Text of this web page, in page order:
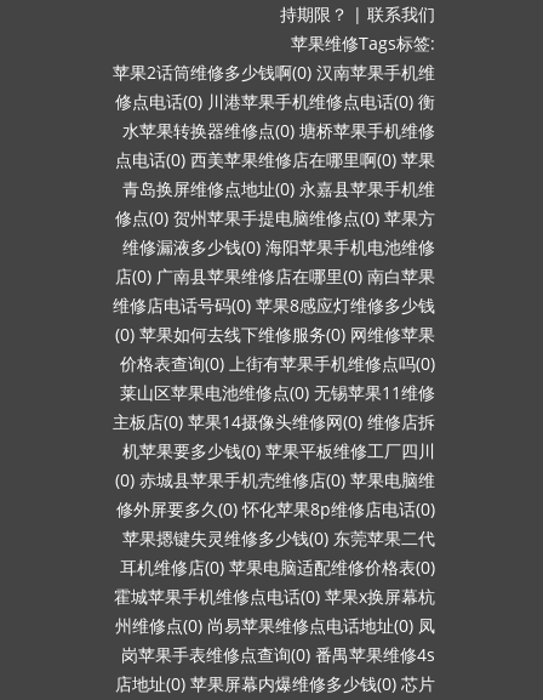
持期限？ | 联系我们
苹果维修Tags标签:
苹果2话筒维修多少钱啊(0) 汉南苹果手机维
修点电话(0) 川港苹果手机维修点电话(0) 衡
水苹果转换器维修点(0) 塘桥苹果手机维修
点电话(0) 西美苹果维修店在哪里啊(0) 苹果
青岛换屏维修点地址(0) 永嘉县苹果手机维
修点(0) 贺州苹果手提电脑维修点(0) 苹果方
维修漏液多少钱(0) 海阳苹果手机电池维修
店(0) 广南县苹果维修店在哪里(0) 南白苹果
维修店电话号码(0) 苹果8感应灯维修多少钱
(0) 苹果如何去线下维修服务(0) 网维修苹果
价格表查询(0) 上街有苹果手机维修点吗(0)
莱山区苹果电池维修点(0) 无锡苹果11维修
主板店(0) 苹果14摄像头维修网(0) 维修店拆
机苹果要多少钱(0) 苹果平板维修工厂四川
(0) 赤城县苹果手机壳维修店(0) 苹果电脑维
修外屏要多久(0) 怀化苹果8p维修店电话(0)
苹果摁键失灵维修多少钱(0) 东莞苹果二代
耳机维修店(0) 苹果电脑适配维修价格表(0)
霍城苹果手机维修点电话(0) 苹果x换屏幕杭
州维修点(0) 尚易苹果维修点电话地址(0) 凤
岗苹果手表维修点查询(0) 番禺苹果维修4s
店地址(0) 苹果屏幕内爆维修多少钱(0) 芯片